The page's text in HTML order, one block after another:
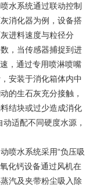
水系统通过联动控制
消化器为例，设备搭
进料速度与粒径分
，当传感器捕捉到进
，通过专用喷淋喷嘴
安装于消化箱体内中
的生石灰充分接触，
结块或过少造成消化
适配不同硬度水源，
水系统采用“负压吸
化钙设备通过风机在
汽及夹带粉尘吸入除